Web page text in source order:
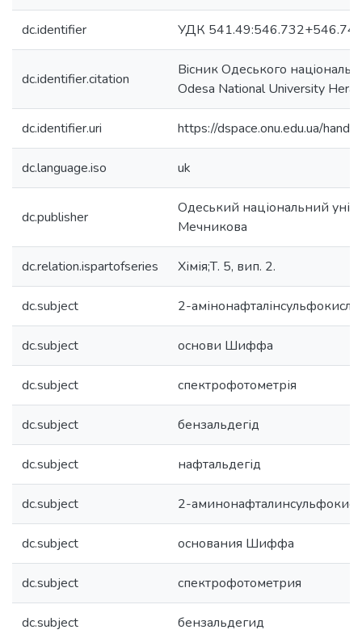
dc.identifier УДК
dc.identifier.citation
Вiсник Одеського
Odesa National University
dc.identifier.uri https://dspace.onu.edu.ua/
dc.language.iso uk
dc.publisher
Одеський національний
Мечникова
dc.relation.ispartofseries Хімія;Т. 5, вип. 2.
dc.subject 2-
dc.subject основи Шиффа
dc.subject спектрофотометрія
dc.subject бензальдегід
dc.subject нафтальдегід
dc.subject 2-
dc.subject основания Шиффа
dc.subject спектрофотометрия
dc.subject бензальдегид